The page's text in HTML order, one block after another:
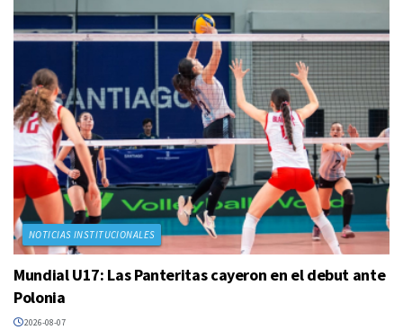
NOTICIAS INSTITUCIONALES
Mundial U17: Las Panteritas cayeron en el debut ante
Polonia
2026-08-07